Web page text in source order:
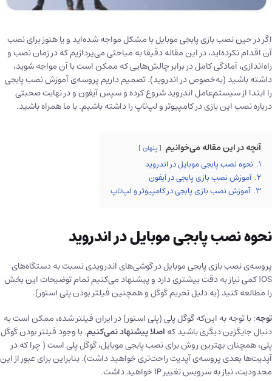
اگر در حین نصب بازی پابجی موبایل با مشکل مواجه شده‌اید و یا هنوز برای نصب
آن اقدام نکرده‌اید، در این مقاله دقیقا به مباحثی می‌پردازیم که در زمان نصب و
راه‌اندازی، آمادگی کامل در برابر چالش‌هایی که ممکن است با آن مواجه شوید،
داشته باشید (به‌خصوص در اندروید). تصمیم داریم پروسه‌ی آموزش نصب پابجی
را ابتدا از سیستم‌عامل اندروید شروع کرده و سپس آیفون و در نهایت صحبتی
درباره نصب این بازی در کامپیوتر و لپ‌تاپ را داشته باشیم. با ما همراه باشید.
آنچه در این مقاله می‌خوانیم پنهان
1. نحوه نصب پابجی موبایل در اندروید
2. آموزش نصب بازی پابجی در آیفون
3. آموزش نصب بازی پابجی در کامپیوتر و لپ‌تاپ
نحوه نصب پابجی موبایل در اندروید
پروسه‌ی نصب بازی پابجی موبایل در گوشی‌‌های اندرویدی نسبت به دستگاه‌های
IOS کمی نیاز به دقت بیشتری دارد و پیشنهاد می‌کنیم تمام توضیحات این بخش
را مطالعه کنید (به دلیل تحریم گوگل و همچنین فیلتر بودن پلی استور).
توجه: با توجه به این‌که گوگل پلی (پلی استور) در ایران فیلتر شده، ممکن است به
دنبال جایگزین دیگری باشید که اصلا پیشنهاد نمی‌کنیم. با وجود فیلتر بودن گوگل
پلی، همچنان بهترین روش برای نصب پابجی موبایل، گوگل پلی است ( چرا که در
آپدیت‌ها بعدی پروسه‌ی آپدیت راحت‌تری خواهید داشت). بنابراین برای عبور از این
محدودیت، نیاز به سرویس تغییر IP خواهید داشت.